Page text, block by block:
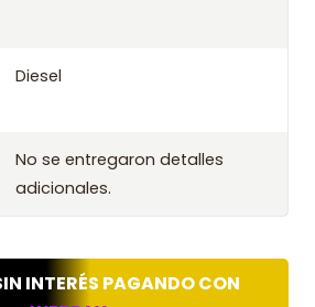
Diesel
No se entregaron detalles
adicionales.
INTERÉS PAGANDO CON